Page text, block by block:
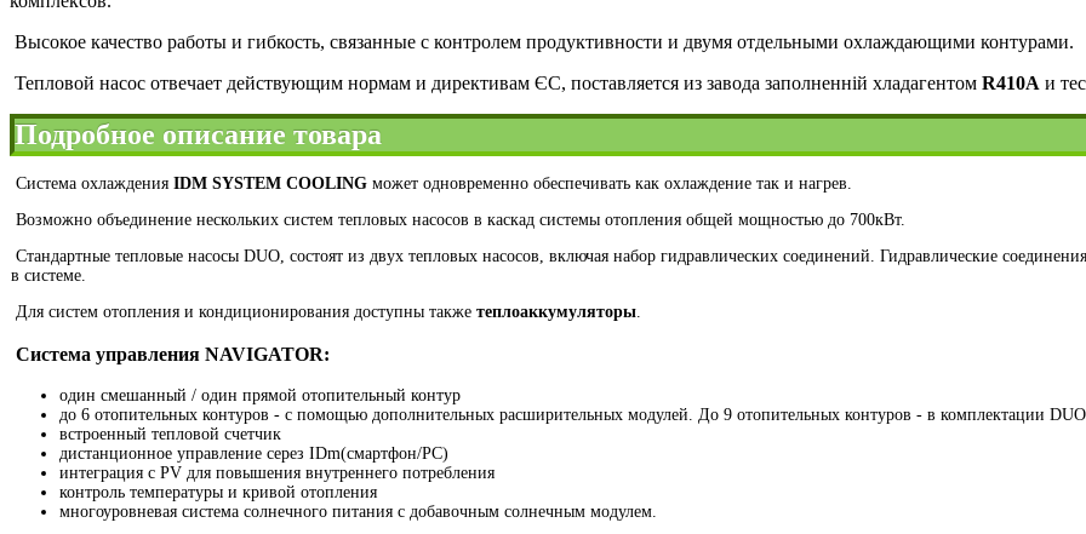
Высокое качество работы и гибкость, связанные с контролем продуктивности и двумя отдельными охлаждающими контурами.
Тепловой насос отвечает действующим нормам и директивам ЄС, поставляется из завода заполненній хладагентом R410A и
Подробное описание товара
Система охлаждения IDM SYSTEM COOLING может одновременно обеспечивать как охлаждение так и нагрев.
Возможно объединение нескольких систем тепловых насосов в каскад системы отопления общей мощностью до 700кВт.
Стандартные тепловые насосы DUO, состоят из двух тепловых насосов, включая набор гидравлических соединений. Гидравлические
в системе.
Для систем отопления и кондиционирования доступны также теплоаккумуляторы.
Система управления NAVIGATOR:
один смешанный / один прямой отопительный контур
до 6 отопительных контуров - с помощью дополнительных расширительных модулей. До 9 отопительных контуров - в комплектации
встроенный тепловой счетчик
дистанционное управление серез IDm(смартфон/PC)
интеграция с PV для повышения внутреннего потребления
контроль температуры и кривой отопления
многоуровневая система солнечного питания с добавочным солнечным модулем.